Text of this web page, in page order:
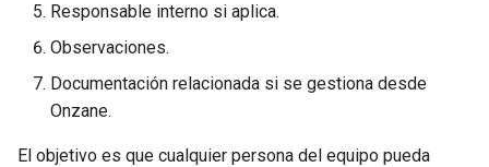
Responsable interno si aplica.
Observaciones.
Documentación relacionada si se gestiona desde
Onzane.
El objetivo es que cualquier persona del equipo pueda